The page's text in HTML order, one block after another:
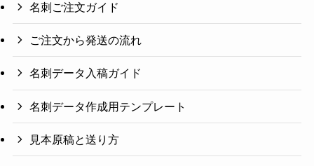
名刺ご注文ガイド
ご注文から発送の流れ
名刺データ入稿ガイド
名刺データ作成用テンプレート
見本原稿と送り方